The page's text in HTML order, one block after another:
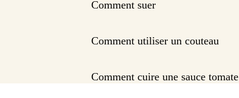
Comment suer
Comment utiliser un couteau
Comment cuire une sauce tomate